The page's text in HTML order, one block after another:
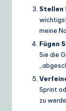
Stellen
meine
Fügen
Sie die
Sprint
zu